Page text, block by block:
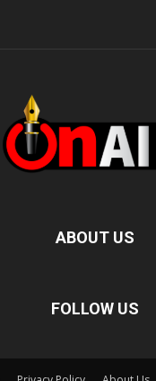
ABOUT US
FOLLOW US